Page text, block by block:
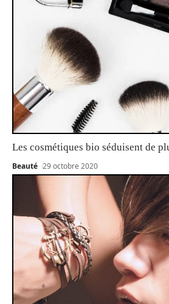
Les cosmétiques bio séduisent de
Beauté 29 octobre 2020